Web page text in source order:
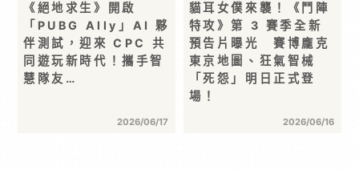
《絕地求生》開啟
「PUBG Ally」AI 夥
伴測試，迎來 CPC 共
同遊玩新時代！攜手智
慧隊友…
2026/06/17
貓耳女僕來襲！《鬥陣
特攻》第 3 賽季全新
預告片曝光 賽博龐克
東京地圖、狂氣智械
「死怨」明日正式登
場！
2026/06/16